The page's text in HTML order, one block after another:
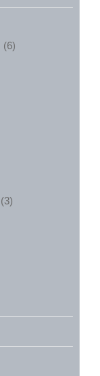
(6)
(3)